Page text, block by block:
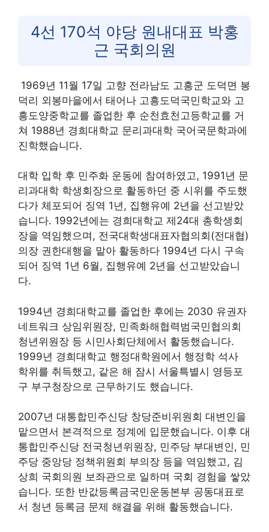
4선 170석 야당 원내대표 박홍
근 국회의원
1969년 11월 17일 고향 전라남도 고흥군 도덕면 봉
덕리 외봉마을에서 태어나 고흥도덕국민학교와 고
흥도양중학교를 졸업한 후 순천효천고등학교를 거
쳐 1988년 경희대학교 문리과대학 국어국문학과에
진학했습니다.
대학 입학 후 민주화 운동에 참여하였고, 1991년 문
리과대학 학생회장으로 활동하던 중 시위를 주도했
다가 체포되어 징역 1년, 집행유예 2년을 선고받았
습니다. 1992년에는 경희대학교 제24대 총학생회
장을 역임했으며, 전국대학생대표자협의회(전대협)
의장 권한대행을 맡아 활동하다 1994년 다시 구속
되어 징역 1년 6월, 집행유예 2년을 선고받았습니
다.
1994년 경희대학교를 졸업한 후에는 2030 유권자
네트워크 상임위원장, 민족화해협력범국민협의회
청년위원장 등 시민사회단체에서 활동했습니다.
1999년 경희대학교 행정대학원에서 행정학 석사
학위를 취득했고, 같은 해 잠시 서울특별시 영등포
구 부구청장으로 근무하기도 했습니다.
2007년 대통합민주신당 창당준비위원회 대변인을
맡으면서 본격적으로 정계에 입문했습니다. 이후 대
통합민주신당 전국청년위원장, 민주당 부대변인, 민
주당 중앙당 정책위원회 부의장 등을 역임했고, 김
상희 국회의원 보좌관으로 일하며 국회 경험을 쌓았
습니다. 또한 반값등록금국민운동본부 공동대표로
서 청년 등록금 문제 해결을 위해 활동했습니다.